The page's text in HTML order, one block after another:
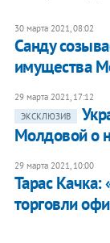
30 марта 2021, 08:02
Санду
имущества
29 марта 2021, 17:12
ЭКСКЛЮЗИВ
Молдовой о
29 марта 2021, 10:00
Тарас
торговли